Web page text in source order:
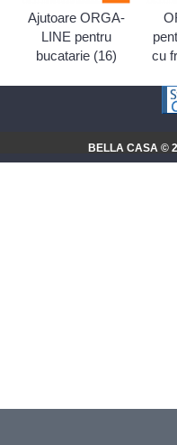
Ajutoare ORGA-
LINE pentru
bucatarie (16)
cu
BELLA CASA ©